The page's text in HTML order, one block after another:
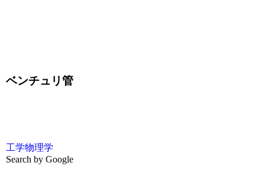
ベンチュリ管
工学物理学
Search by Google